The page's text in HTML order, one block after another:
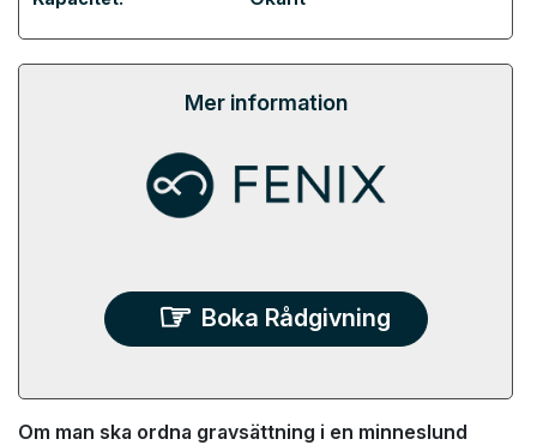
Mer information
Boka Rådgivning
Om man ska ordna gravsättning i en minneslund